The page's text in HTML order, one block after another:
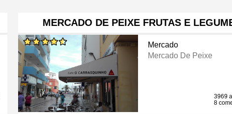
MERCADO DE PEIXE FRUTAS E
Mercado
Mercado De Peixe
3969
8